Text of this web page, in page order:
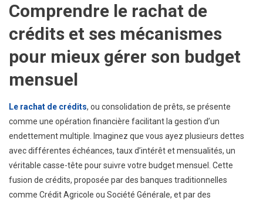
Comprendre le rachat de
crédits et ses mécanismes
pour mieux gérer son budget
mensuel
Le rachat de crédits, ou consolidation de prêts, se présente
comme une opération financière facilitant la gestion d’un
endettement multiple. Imaginez que vous ayez plusieurs dettes
avec différentes échéances, taux d’intérêt et mensualités, un
véritable casse-tête pour suivre votre budget mensuel. Cette
fusion de crédits, proposée par des banques traditionnelles
comme Crédit Agricole ou Société Générale, et par des